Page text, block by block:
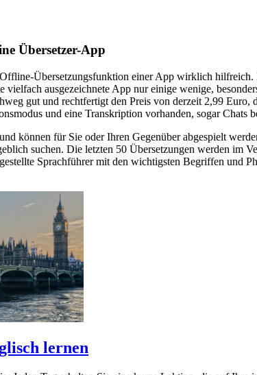
Übersetzer-App
Übersetzungsfunktion einer App wirklich
vielfach ausgezeichnete App nur einige wenige,
gut und rechtfertigt den Preis von derzeit 2,99
und eine Transkription vorhanden, sogar Chats
können für Sie oder Ihren Gegenüber abgespielt
suchen. Die letzten 50 Übersetzungen werden im
Sprachführer mit den wichtigsten Begriffen und
lernen